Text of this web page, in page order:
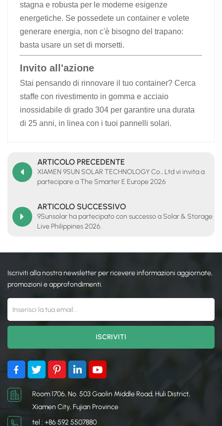
stagna e robusta per le moderne esigenze
energetiche. Se possedete un container e volete
generare energia, non c'è bisogno del trapano:
basta usare un set di morsetti.
Invito all'azione
Stai pensando di rinnovare il tuo container? Cerca
staffe con rivestimento in gomma e acciaio
inossidabile di grado 304 per garantire una durata
di 25 anni, in linea con i tuoi pannelli solari.
ARTICOLO PRECEDENTE
XIAMEN 9SUN SOLAR TECHNOLOGY Co., Ltd vi invita a
partecipare a The Smarter E Europe 2026
ARTICOLO SUCCESSIVO
9Sunsolar ha partecipato con successo a Solar & Storage
Live Philippines 2026.
Iscriviti alla nostra newsletter per ricevere informazioni aggiornate,
promozioni e approfondimenti.
Room 1706, No. 503 Gaolin Middle Road, Huli District,
Xiamen City, Fujian Province
tel : +86 592 5507880